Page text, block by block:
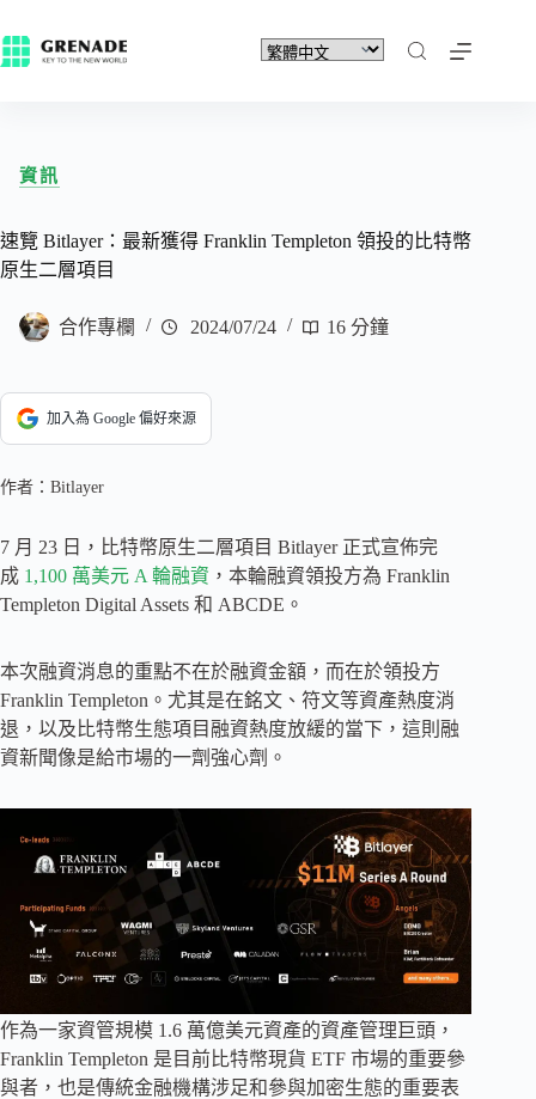
資訊
速覽 Bitlayer：最新獲得 Franklin Templeton 領投的比特幣
原生二層項目
合作專欄 2024/07/24 16 分鐘
加入為 Google 偏好來源
作者：Bitlayer
7 月 23 日，比特幣原生二層項目 Bitlayer 正式宣佈完
成 1,100 萬美元 A 輪融資 ，本輪融資領投方為 Franklin
Templeton Digital Assets 和 ABCDE。
本次融資消息的重點不在於融資金額，而在於領投方
Franklin Templeton。尤其是在銘文、符文等資產熱度消
退，以及比特幣生態項目融資熱度放緩的當下，這則融
資新聞像是給市場的一劑強心劑。
作為一家資管規模 1.6 萬億美元資產的資產管理巨頭，
Franklin Templeton 是目前比特幣現貨 ETF 市場的重要參
與者，也是傳統金融機構涉足和參與加密生態的重要表